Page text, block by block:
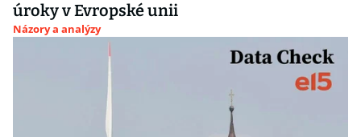
úroky v Evropské unii
Názory a analýzy